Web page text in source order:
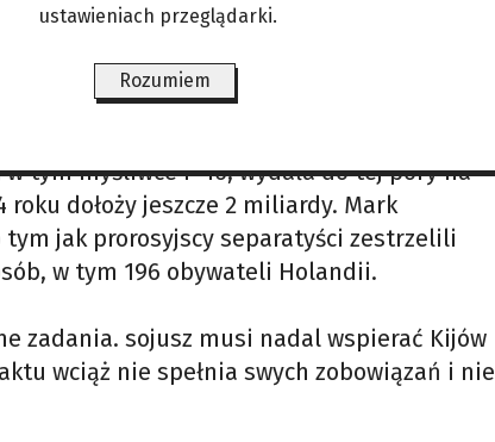
przywódców Europy Środkowo-
Nord Stream 2, a Niderlandy za jego
wydatków na obronę w wysokości 2
wskazują jednak, że Holandia
tym myśliwce F-16, wydała do tej pory na
dołoży jeszcze 2 miliardy. Mark
tym jak prorosyjscy separatyści zestrzelili
w tym 196 obywateli Holandii.
zadania. sojusz musi nadal wspierać Kijów
wciąż nie spełnia swych zobowiązań i nie
ustawieniach przeglądarki.
Rozumiem